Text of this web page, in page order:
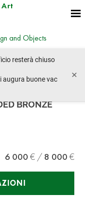
Art
resterà chiuso
augura buone vac
×
and Objects
prossimo
BRONZE
6 000 8 000